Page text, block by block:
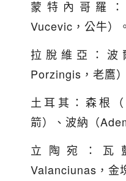
蒙特內哥羅
Vucevic，公牛）。
拉脫維亞：波
Porzingis，老鷹
土耳其：森根
箭）、波納（
立陶宛：瓦
Valanciunas，金